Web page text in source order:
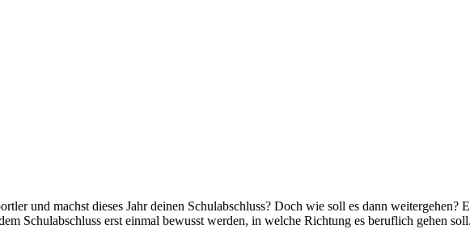
und machst dieses Jahr deinen Schulabschluss? Doch wie soll es dann
Schulabschluss erst einmal bewusst werden, in welche Richtung es beruflich gehen